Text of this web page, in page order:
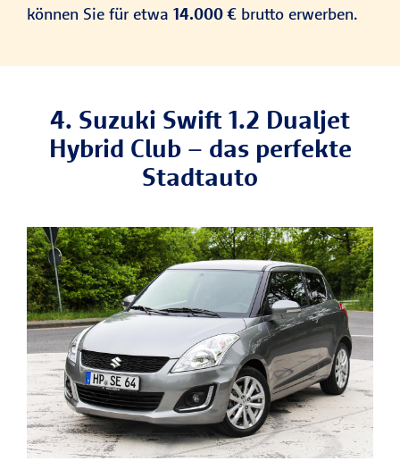
können Sie für etwa 14.000 € brutto erwerben.
4. Suzuki Swift 1.2 Dualjet
Hybrid Club – das perfekte
Stadtauto